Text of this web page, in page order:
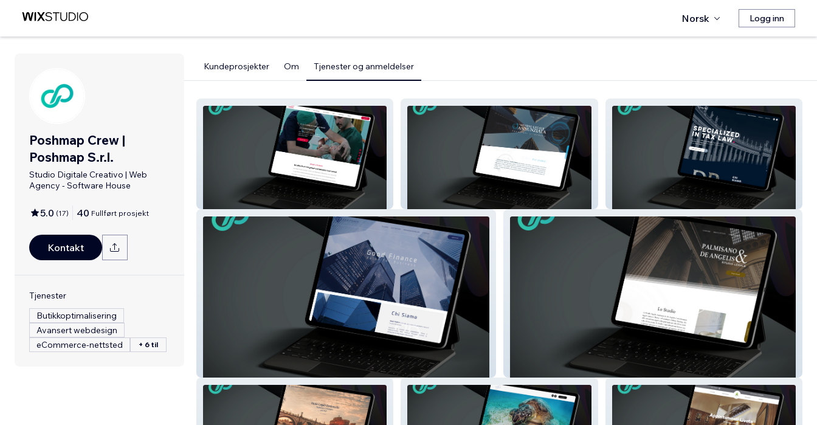
Norsk Logg inn
Poshmap Crew |
Poshmap S.r.l.
Studio Digitale Creativo | Web
Agency - Software House
5.0 (17) 40 Fullført prosjekt
Kontakt
Tjenester
Butikkoptimalisering
Avansert webdesign
eCommerce-nettsted
+ 6 til
Kundeprosjekter Om Tjenester og anmeldelser
Emergenza Sorrisi Studio Legale Annunziata Di Pietro Tax
Good Finance Palmisano&DeAngelis